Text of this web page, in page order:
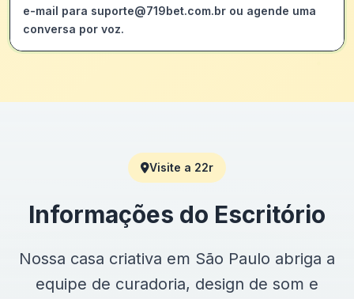
e-mail para suporte@719bet.com.br ou agende uma
conversa por voz.
Visite a 22r
Informações do Escritório
Nossa casa criativa em São Paulo abriga a
equipe de curadoria, design de som e